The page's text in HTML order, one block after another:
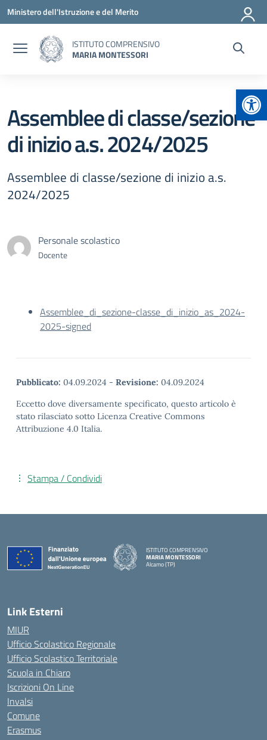
Vai ai contenuti
Vai al menu di navigazione
Vai al footer
Ministero dell'Istruzione e del Merito
ISTITUTO COMPRENSIVO
MARIA MONTESSORI
Assemblee di classe/sezione
di inizio a.s. 2024/2025
Assemblee di classe/sezione di inizio a.s.
2024/2025
Personale scolastico
Docente
Assemblee_di_sezione-classe_di_inizio_as_2024-
2025-signed
Pubblicato: 04.09.2024 - Revisione: 04.09.2024
Eccetto dove diversamente specificato, questo articolo è
stato rilasciato sotto Licenza Creative Commons
Attribuzione 4.0 Italia.
Stampa / Condividi
ISTITUTO COMPRENSIVO
MARIA MONTESSORI
Alcamo (TP)
Link Esterni
MIUR
Ufficio Scolastico Regionale
Ufficio Scolastico Territoriale
Scuola in Chiaro
Iscrizioni On Line
Invalsi
Comune
Erasmus